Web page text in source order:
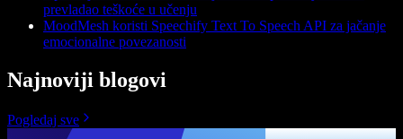
prevladao teškoće u učenju
MoodMesh koristi Speechify Text To Speech API za jačanje
emocionalne povezanosti
Najnoviji blogovi
Pogledaj sve